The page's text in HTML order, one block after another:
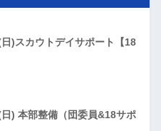
)スカウトデイサポート【18
) 本部整備（団委員&18サポ